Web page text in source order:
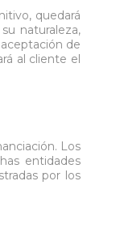
quedará
naturaleza,
de
al cliente el
Los
entidades
por los